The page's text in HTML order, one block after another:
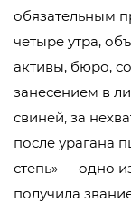
обязательным
четыре утра,
активы, бюро,
занесением в
свиней, за
после урагана
степь» — одно
получила